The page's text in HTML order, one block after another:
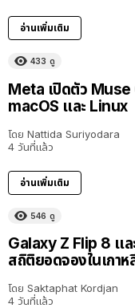
อ่านเพิ่มเติม
433 ดู
Meta เปิดตัว Muse
macOS และ Linux
โดย Nattida Suriyodara
4 วันที่แล้ว
อ่านเพิ่มเติม
546 ดู
Galaxy Z Flip 8 แ
สถิติยอดจองในเกาห
โดย Saktaphat Kordjan
4 วันที่แล้ว